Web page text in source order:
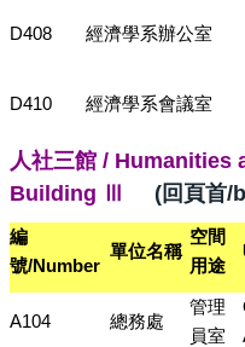
D408 經濟學系辦公室
D410 經濟學系會議室
人社三館 / Humanities
Building Ⅲ (回頁首/
編
號/Number
單位名稱
空間
用途
A104 總務處
管理
員室